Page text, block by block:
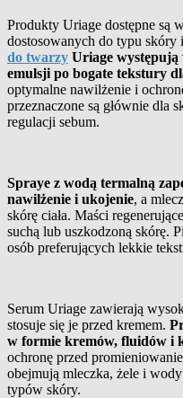
Produkty Uriage dostępne są
dostosowanych do typu
do twarzy Uriage występują
emulsji po bogate tekstury
optymalne nawilżenie i
przeznaczone są głównie dla
regulacji sebum.
Spraye z wodą termalną
nawilżenie i ukojenie, a
skórę ciała. Maści
suchą lub uszkodzoną skórę.
osób preferujących lekkie
Serum Uriage zawierają
stosuje się je przed kremem.
w formie kremów, fluidów i
ochronę przed
obejmują mleczka, żele i
typów skóry.